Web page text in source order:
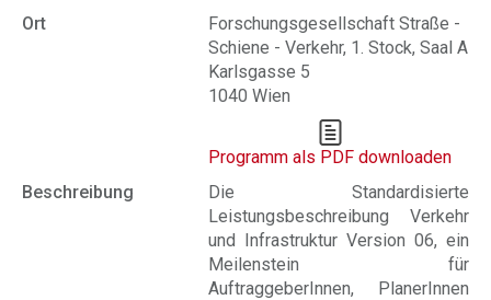
Ort
Forschungsgesellschaft Straße -
Schiene - Verkehr, 1. Stock, Saal A
Karlsgasse 5
1040 Wien
Programm als PDF downloaden
Beschreibung
Die Standardisierte
Leistungsbeschreibung Verkehr
und Infrastruktur Version 06, ein
Meilenstein für
AuftraggeberInnen, PlanerInnen